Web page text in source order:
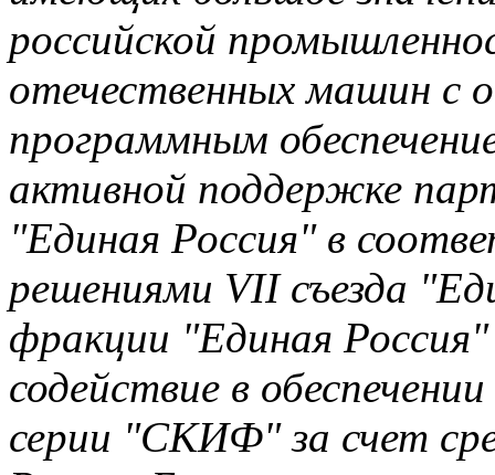
российской
отечественных машин с
программным
активной поддержке
"Единая Россия" в
решениями VII съезда
фракции "Единая
содействие в
серии "СКИФ" за счет